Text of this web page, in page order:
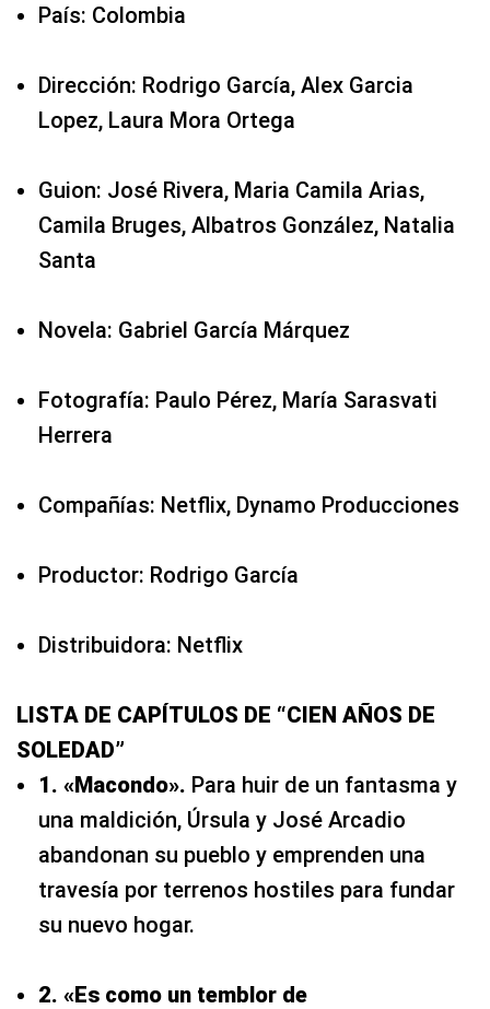
País: Colombia
Dirección: Rodrigo García, Alex Garcia
Lopez, Laura Mora Ortega
Guion: José Rivera, Maria Camila Arias,
Camila Bruges, Albatros González, Natalia
Santa
Novela: Gabriel García Márquez
Fotografía: Paulo Pérez, María Sarasvati
Herrera
Compañías: Netflix, Dynamo Producciones
Productor: Rodrigo García
Distribuidora: Netflix
LISTA DE CAPÍTULOS DE “CIEN AÑOS DE
SOLEDAD”
1. «Macondo». Para huir de un fantasma y
una maldición, Úrsula y José Arcadio
abandonan su pueblo y emprenden una
travesía por terrenos hostiles para fundar
su nuevo hogar.
2. «Es como un temblor de